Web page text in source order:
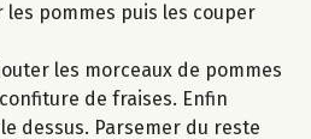
les pommes puis les couper
les morceaux de pommes
de fraises. Enfin
dessus. Parsemer du reste